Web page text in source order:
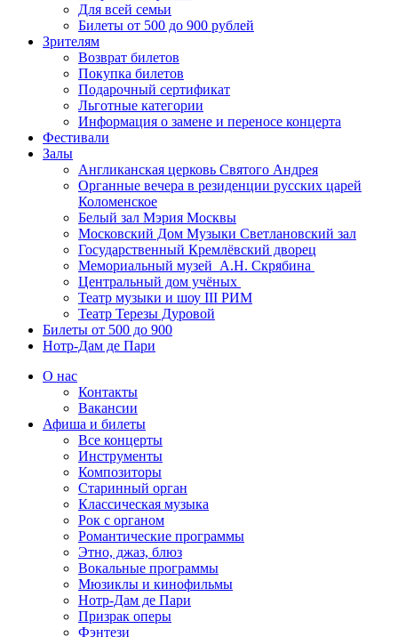
Для всей семьи
Билеты от 500 до 900 рублей
Зрителям
Возврат билетов
Покупка билетов
Подарочный сертификат
Льготные категории
Информация о замене и переносе концерта
Фестивали
Залы
Англиканская церковь Святого Андрея
Органные вечера в резиденции русских царей
Коломенское
Белый зал Мэрия Москвы
Московский Дом Музыки Светлановский зал
Государственный Кремлёвский дворец
Мемориальный музей А.Н. Скрябина
Центральный дом учёных
Театр музыки и шоу III РИМ
Театр Терезы Дуровой
Билеты от 500 до 900
Нотр-Дам де Пари
О нас
Контакты
Вакансии
Афиша и билеты
Все концерты
Инструменты
Композиторы
Старинный орган
Классическая музыка
Рок с органом
Романтические программы
Этно, джаз, блюз
Вокальные программы
Мюзиклы и кинофильмы
Нотр-Дам де Пари
Призрак оперы
Фэнтези